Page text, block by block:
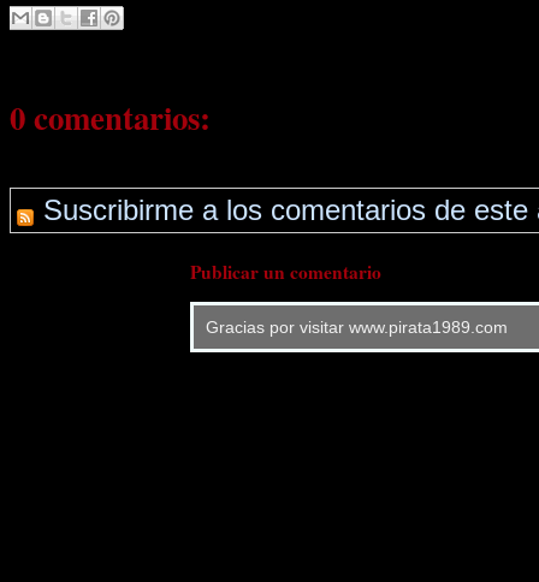
0 comentarios:
Suscribirme a los comentarios de este
Publicar un comentario
Gracias por visitar www.pirata1989.com